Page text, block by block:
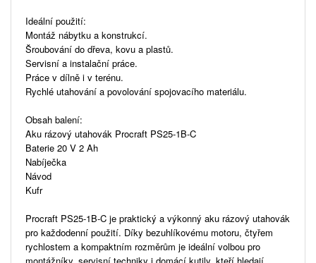
Ideální použití:
Montáž nábytku a konstrukcí.
Šroubování do dřeva, kovu a plastů.
Servisní a instalační práce.
Práce v dílně i v terénu.
Rychlé utahování a povolování spojovacího materiálu.
Obsah balení:
Aku rázový utahovák Procraft PS25-1B-C
Baterie 20 V 2 Ah
Nabíječka
Návod
Kufr
Procraft PS25-1B-C je praktický a výkonný aku rázový utahovák
pro každodenní použití. Díky bezuhlíkovému motoru, čtyřem
rychlostem a kompaktním rozměrům je ideální volbou pro